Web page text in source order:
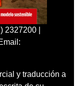
2327200 |
y traducción a